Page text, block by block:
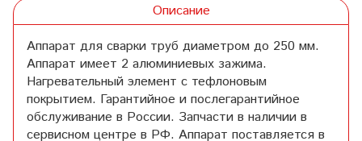
Описание
Аппарат для сварки труб диаметром до 250 мм.
Аппарат имеет 2 алюминиевых зажима.
Нагревательный элемент с тефлоновым
покрытием. Гарантийное и послегарантийное
обслуживание в России. Запчасти в наличии в
сервисном центре в РФ. Аппарат поставляется в